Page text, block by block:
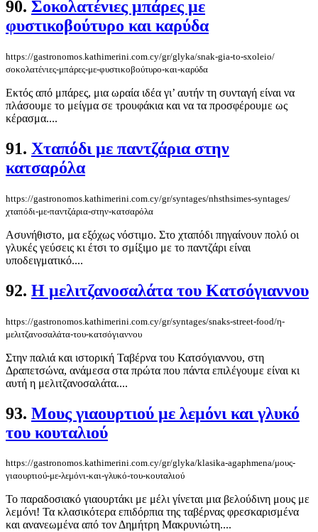
90. Σοκολατένιες μπάρες με
φυστικοβούτυρο και καρύδα
https://gastronomos.kathimerini.com.cy/gr/glyka/snak-gia-to-sxoleio/
σοκολατένιες-μπάρες-με-φυστικοβούτυρο-και-καρύδα
Εκτός από μπάρες, μια ωραία ιδέα γι’ αυτήν τη συνταγή είναι να
πλάσουμε το μείγμα σε τρουφάκια και να τα προσφέρουμε ως
κέρασμα....
91. Χταπόδι με παντζάρια στην
κατσαρόλα
https://gastronomos.kathimerini.com.cy/gr/syntages/nhsthsimes-syntages/
χταπόδι-με-παντζάρια-στην-κατσαρόλα
Ασυνήθιστο, μα εξόχως νόστιμο. Στο χταπόδι πηγαίνουν πολύ οι
γλυκές γεύσεις κι έτσι το σμίξιμο με το παντζάρι είναι
υποδειγματικό....
92. Η μελιτζανοσαλάτα του Κατσόγιαννου
https://gastronomos.kathimerini.com.cy/gr/syntages/snaks-street-food/η-
μελιτζανοσαλάτα-του-κατσόγιαννου
Στην παλιά και ιστορική Ταβέρνα του Κατσόγιαννου, στη
Δραπετσώνα, ανάμεσα στα πρώτα που πάντα επιλέγουμε είναι κι
αυτή η μελιτζανοσαλάτα....
93. Μους γιαουρτιού με λεμόνι και γλυκό
του κουταλιού
https://gastronomos.kathimerini.com.cy/gr/glyka/klasika-agaphmena/μους-
γιαουρτιού-με-λεμόνι-και-γλυκό-του-κουταλιού
Το παραδοσιακό γιαουρτάκι με μέλι γίνεται μια βελούδινη μους με
λεμόνι! Τα κλασικότερα επιδόρπια της ταβέρνας φρεσκαρισμένα
και ανανεωμένα από τον Δημήτρη Μακρυνιώτη....